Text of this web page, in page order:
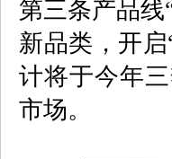
第三条产品
新品类，开
计将于今年
市场。